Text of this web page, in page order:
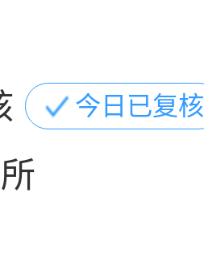
今日已复核